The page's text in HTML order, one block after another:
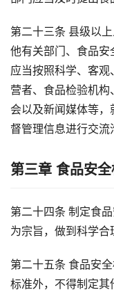
第二十三条 县级以
他有关部门、食品安
应当按照科学、客
营者、食品检验机
会以及新闻媒体等
督管理信息进行交流
第三章 食品安
第二十四条 制定食
为宗旨，做到科学合
第二十五条 食品安
标准外，不得制定其